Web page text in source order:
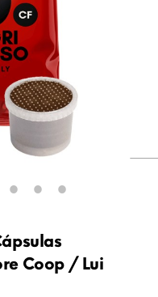
Coop / Lui